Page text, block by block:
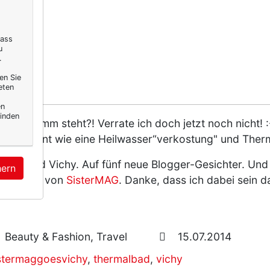
Programm steht?! Verrate ich doch jetzt noch nicht!
geplant wie eine Heilwasser“verkostung" und
– und Vichy. Auf fünf neue Blogger-Gesichter.
von SisterMAG. Danke, dass ich dabei sein
Beauty & Fashion, Travel
15.07.2014
, thermalbad, vichy
Sie